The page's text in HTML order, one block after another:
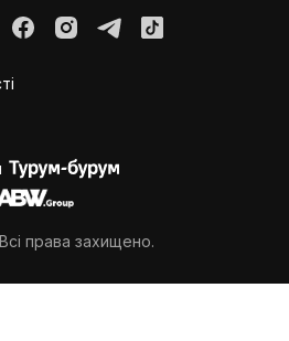
права захищено.